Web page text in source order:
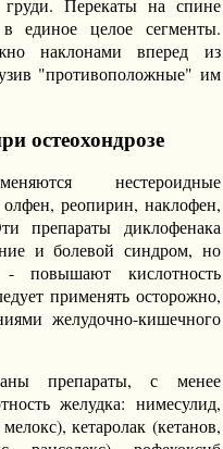
единое целое сегменты.
наклонами вперед из
"противоположные" им
остеохондрозе
нестероидные
олфен, реопирин, наклофен,
препараты диклофенака
и болевой синдром, но
повышают кислотность
применять осторожно,
желудочно-кишечного
препараты, с менее
желудка: нимесулид,
кетаролак (кетанов,